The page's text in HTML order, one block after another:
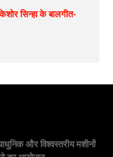
सिन्हा के बालगीत-
और विश्वस्तरीय मशीनों